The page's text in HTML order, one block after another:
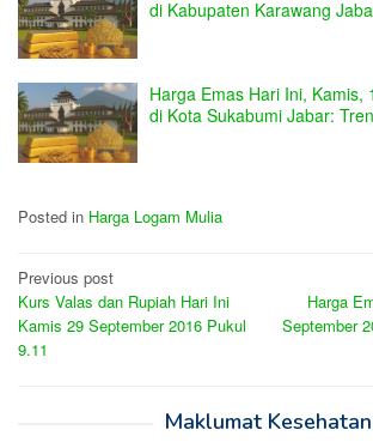
di Kabupaten Karawang
Harga Emas Hari Ini, Kamis,
di Kota Sukabumi Jabar:
Posted in Harga Logam Mulia
Post
navigation
Previous post
Kurs Valas dan Rupiah Hari Ini
Kamis 29 September 2016 Pukul
9.11
Harga
September
Maklumat Kesehatan